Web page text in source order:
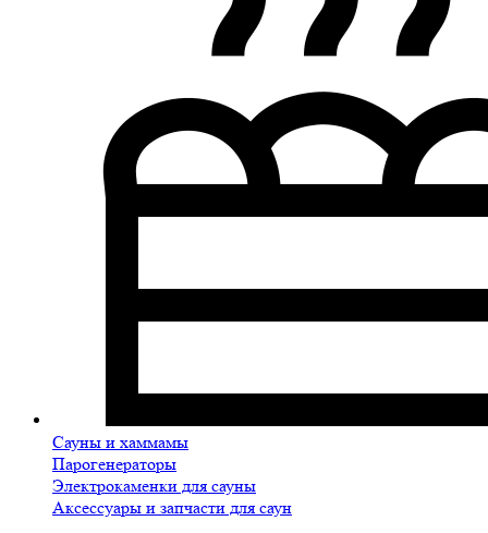
Сауны и хаммамы
Парогенераторы
Электрокаменки для сауны
Аксессуары и запчасти для саун